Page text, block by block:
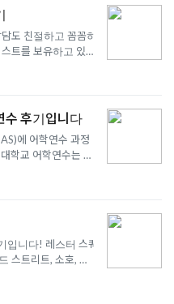
도 친절하고 꼼꼼하
수 후기입니다
에 어학연수 과정
학교 어학연수는 영
정 보기 1. 학교에
입니다! 레스터 스퀘
스트리트, 소호, 네셔
장인 연수 비율을 보